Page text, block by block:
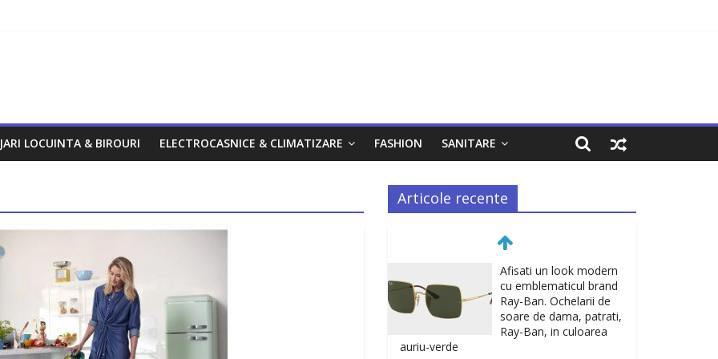
LOCUINTA & BIROURI ELECTROCASNICE & CLIMATIZARE FASHION SANITARE
Articole recente
Afisati un look modern
cu emblematicul brand
Ray-Ban. Ochelarii de
soare de dama, patrati,
Ray-Ban, in culoarea
auriu-verde